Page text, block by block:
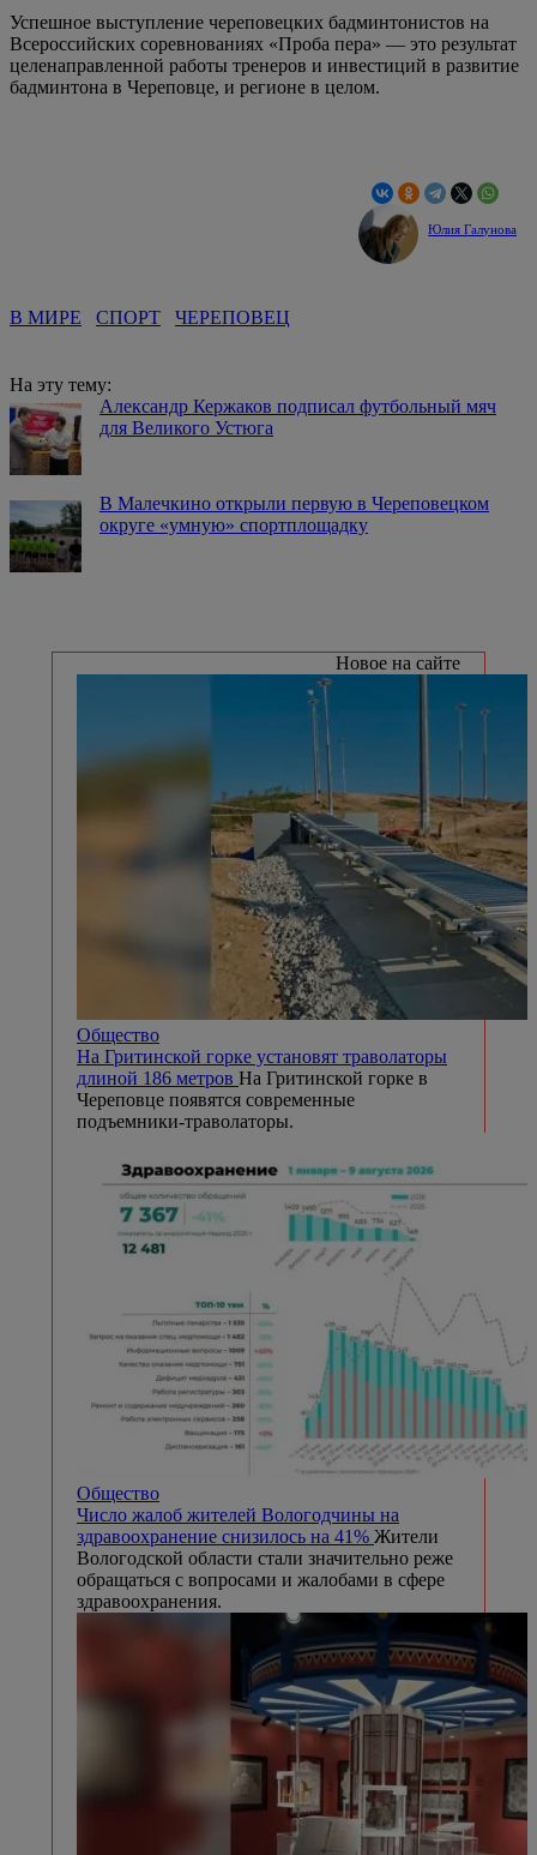
Успешное выступление череповецких бадминтонистов на
Всероссийских соревнованиях «Проба пера» — это результат
целенаправленной работы тренеров и инвестиций в развитие
бадминтона в Череповце, и регионе в целом.
Юлия Галунова
В МИРЕ СПОРТ ЧЕРЕПОВЕЦ
На эту тему:
Александр Кержаков подписал футбольный мяч
для Великого Устюга
В Малечкино открыли первую в Череповецком
округе «умную» спортплощадку
Новое на сайте
Общество
На Гритинской горке установят траволаторы
длиной 186 метров На Гритинской горке в
Череповце появятся современные
подъемники-траволаторы.
Общество
Число жалоб жителей Вологодчины на
здравоохранение снизилось на 41% Жители
Вологодской области стали значительно реже
обращаться с вопросами и жалобами в сфере
здравоохранения.